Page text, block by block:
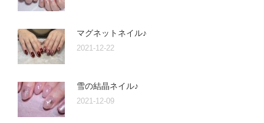
マグネットネイル♪
2021-12-22
雪の結晶ネイル♪
2021-12-09